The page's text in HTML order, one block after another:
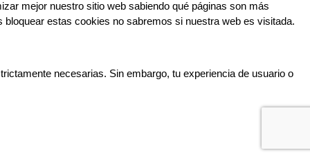
mejor nuestro sitio web sabiendo qué páginas son más
estas cookies no sabremos si nuestra web es visitada.
necesarias. Sin embargo, tu experiencia de usuario o